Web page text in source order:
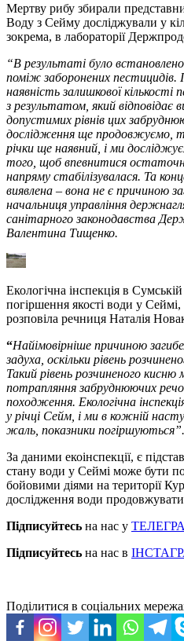
Мертву рибу збирали
Воду з Сейму досліджували у
зокрема, в лабораторії
“В результаті було
поміж заборонених пестицидів.
наявність залишкової
з результатом, який відповідає
допустимих рівнів цих
дослідження ще продовжуємо,
річки ще наявний, і ми
того, щоб впевнитися
напряму стабілізувалася. Та
виявлена – вона не є причиною
начальниця управління
санітарного законодавства
Валентина Тищенко.
Екологічна інспекція в Сумській
погіршення якості води у
розповіла речниця Наталія
“Найімовірніше причиною
задуха, оскільки рівень
Такий рівень розчиненого кисню
потрапляння забруднюючих
походження. Екологічна
у річці Сейм, і ми в кожній
жаль, показники погіршуються”.
За даними екоінспекції, є
стану води у Сеймі може бути
бойовими діями на території
дослідження води
Підписуйтесь на нас у
Підписуйтесь на нас в
Поділитися в соціальних